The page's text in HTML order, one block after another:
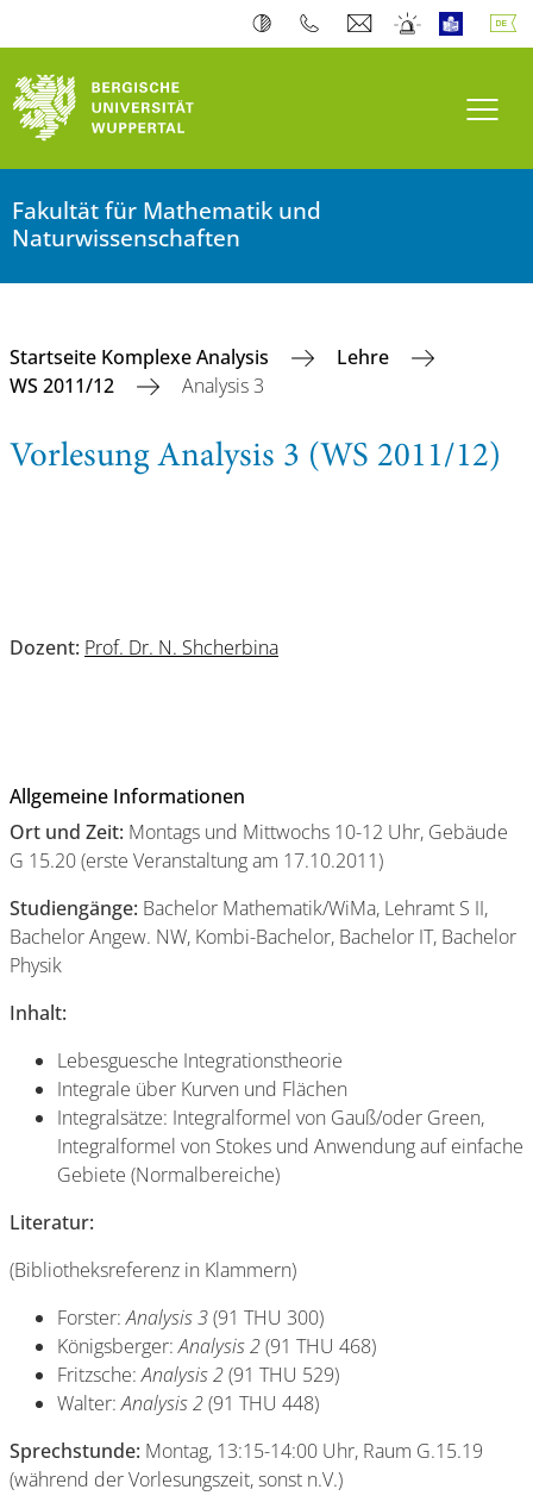
Fakultät für Mathematik und
Naturwissenschaften
Startseite Komplexe Analysis
Lehre
WS 2011/12
Analysis 3
Vorlesung Analysis 3 (WS 2011/12)
Dozent: Prof. Dr. N. Shcherbina
Allgemeine Informationen
Ort und Zeit: Montags und Mittwochs 10-12 Uhr, Gebäude
G 15.20 (erste Veranstaltung am 17.10.2011)
Studiengänge: Bachelor Mathematik/WiMa, Lehramt S II,
Bachelor Angew. NW, Kombi-Bachelor, Bachelor IT, Bachelor
Physik
Inhalt:
Lebesguesche Integrationstheorie
Integrale über Kurven und Flächen
Integralsätze: Integralformel von Gauß/oder Green,
Integralformel von Stokes und Anwendung auf einfache
Gebiete (Normalbereiche)
Literatur:
(Bibliotheksreferenz in Klammern)
Forster:Analysis 3(91 THU 300)
Königsberger:Analysis 2(91 THU 468)
Fritzsche:Analysis 2(91 THU 529)
Walter:Analysis 2(91 THU 448)
Sprechstunde: Montag, 13:15-14:00 Uhr, Raum G.15.19
(während der Vorlesungszeit, sonst n.V.)